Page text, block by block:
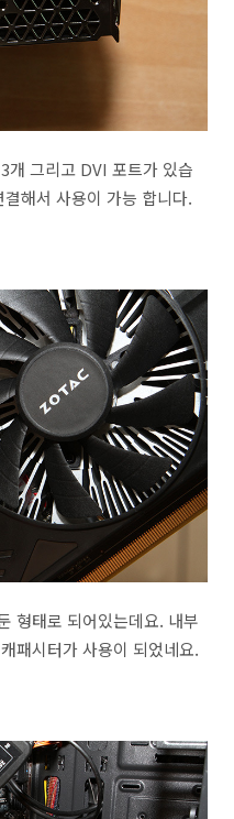
그리고 DVI 포트가 있습
해서 사용이 가능 합니다.
형태로 되어있는데요. 내부
패시터가 사용이 되었네요.